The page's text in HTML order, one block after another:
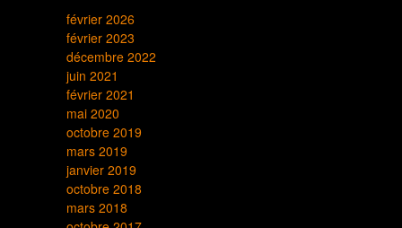
février 2026
février 2023
décembre 2022
juin 2021
février 2021
mai 2020
octobre 2019
mars 2019
janvier 2019
octobre 2018
mars 2018